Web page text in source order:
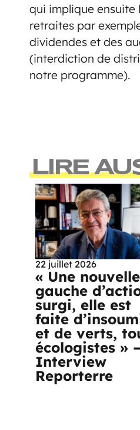
qui implique ensuite
retraites par
dividendes et des
(interdiction de
notre programme).
LIRE
22 juillet 2026
« Une nouvelle
gauche
surgi, elle est
faite
et de verts,
écologistes » –
Interview
Reporterre